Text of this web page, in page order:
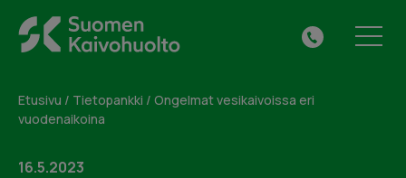
content
Suomen
Kaivohuolto
VALIKKO
041
Etusivu / Tietopankki / Ongelmat vesikaivoissa eri
vuodenaikoina
16.5.2023
Tilaa maksuton
yhteydenottopyyntö